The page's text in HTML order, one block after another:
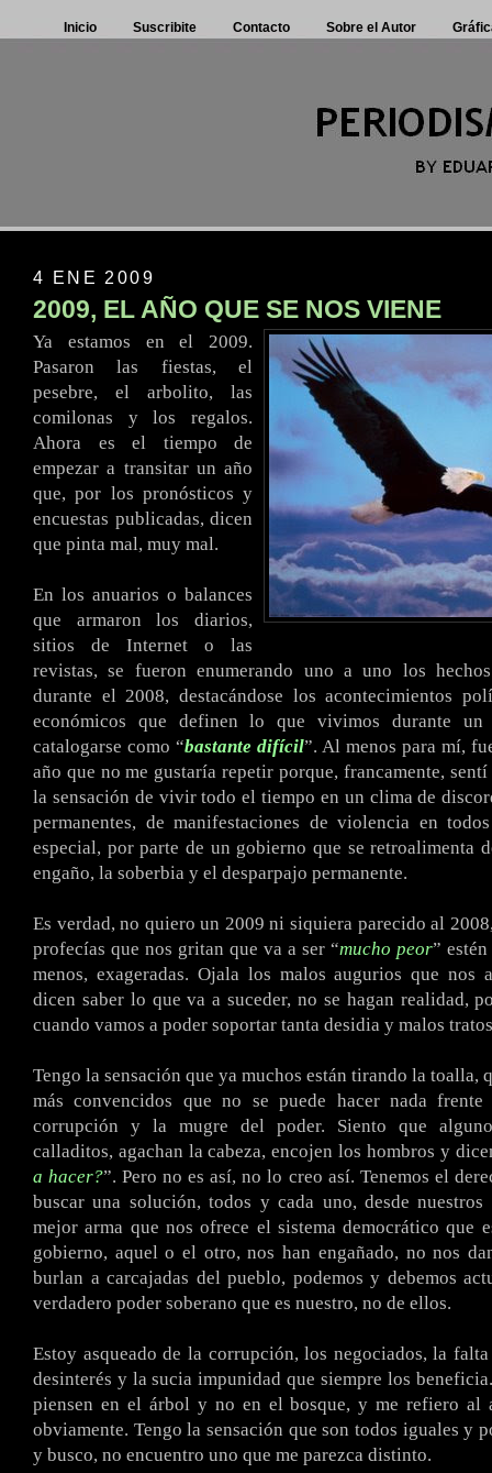
Inicio Suscribite Contacto Sobre el Autor
4 ENE 2009
2009, EL AÑO QUE SE NOS VIENE
Ya estamos en el 2009.
Pasaron las fiestas, el
pesebre, el arbolito, las
comilonas y los regalos.
Ahora es el tiempo de
empezar a transitar un año
que, por los pronósticos y
encuestas publicadas, dicen
que pinta mal, muy mal.
En los anuarios o balances
que armaron los diarios,
sitios de Internet o las
revistas, se fueron enumerando uno a uno los
durante el 2008, destacándose los acontecimientos
económicos que definen lo que vivimos durante
catalogarse como “bastante difícil”. Al menos para mí,
año que no me gustaría repetir porque, francamente,
la sensación de vivir todo el tiempo en un clima de
permanentes, de manifestaciones de violencia en
especial, por parte de un gobierno que se retroalimenta
engaño, la soberbia y el desparpajo permanente.
Es verdad, no quiero un 2009 ni siquiera parecido al
profecías que nos gritan que va a ser “mucho peor”
menos, exageradas. Ojala los malos augurios que nos
dicen saber lo que va a suceder, no se hagan realidad,
cuando vamos a poder soportar tanta desidia y malos
Tengo la sensación que ya muchos están tirando la toalla,
más convencidos que no se puede hacer nada
corrupción y la mugre del poder. Siento que
calladitos, agachan la cabeza, encojen los hombros y
a hacer?”. Pero no es así, no lo creo así. Tenemos el
buscar una solución, todos y cada uno, desde
mejor arma que nos ofrece el sistema democrático que
gobierno, aquel o el otro, nos han engañado, no nos
burlan a carcajadas del pueblo, podemos y debemos
verdadero poder soberano que es nuestro, no de ellos.
Estoy asqueado de la corrupción, los negociados, la falta
desinterés y la sucia impunidad que siempre los
piensen en el árbol y no en el bosque, y me refiero al
obviamente. Tengo la sensación que son todos iguales y
y busco, no encuentro uno que me parezca distinto.